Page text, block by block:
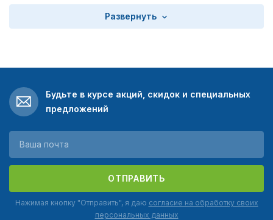
Развернуть
Будьте в курсе акций, скидок и специальных
предложений
ОТПРАВИТЬ
Нажимая кнопку "Отправить", я даю согласие на обработку своих
персональных данных